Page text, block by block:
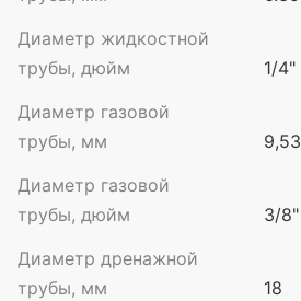
Диаметр жидкостной
трубы, дюйм
1/4"
Диаметр газовой
трубы, мм
9,53
Диаметр газовой
трубы, дюйм
3/8"
Диаметр дренажной
трубы, мм
18